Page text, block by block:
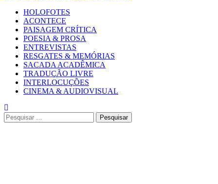
Primary
Menu
HOLOFOTES
ACONTECE
PAISAGEM CRÍTICA
POESIA & PROSA
ENTREVISTAS
RESGATES & MEMÓRIAS
SACADA ACADÊMICA
TRADUÇÃO LIVRE
INTERLOCUÇÕES
CINEMA & AUDIOVISUAL
Pesquisar
por: